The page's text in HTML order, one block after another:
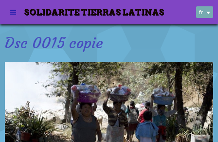
SOLIDARITE TIERRAS LATINAS fr
Dsc 0015 copie